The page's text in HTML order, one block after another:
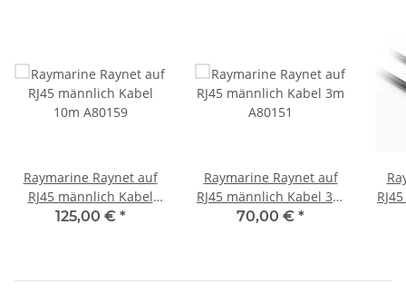
Raymarine Raynet auf
RJ45 männlich Kabel
10m A80159
125,00 € *
Raymarine Raynet auf
RJ45 männlich Kabel 3m
A80151
70,00 € *